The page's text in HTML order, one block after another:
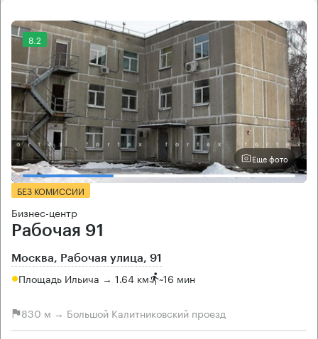
8.2
Еще фото
БЕЗ КОМИССИИ
Бизнес-центр
Рабочая 91
Москва, Рабочая улица, 91
Площадь Ильича → 1.64 км ~16 мин
830 м → Большой Калитниковский проезд